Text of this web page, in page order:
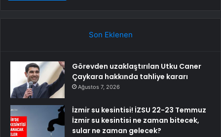
Son Eklenen
Görevden uzaklaştırılan Utku Caner
Çaykara hakkında tahliye kararı
Ağustos 7, 2026
İzmir su kesintisi! İZSU 22-23 Temmuz
İzmir su kesintisi ne zaman bitecek,
sular ne zaman gelecek?